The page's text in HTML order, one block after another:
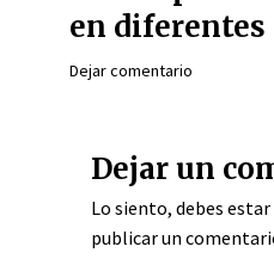
en
Dejar comentario
Dejar un
Lo siento, debes estar
publicar un